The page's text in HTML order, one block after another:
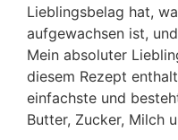
Lieblingsbelag hat,
aufgewachsen ist,
Mein absoluter
diesem Rezept
einfachste und
Butter, Zucker, Milch